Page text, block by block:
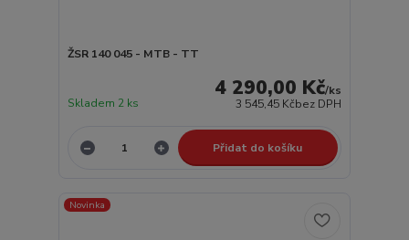
ŽSR 140 045 - MTB - TT
4 290,00 Kč/ks
3 545,45 Kčbez DPH
Skladem 2 ks
Přidat do košíku
Novinka